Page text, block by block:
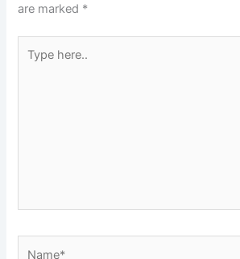
are marked *
here..